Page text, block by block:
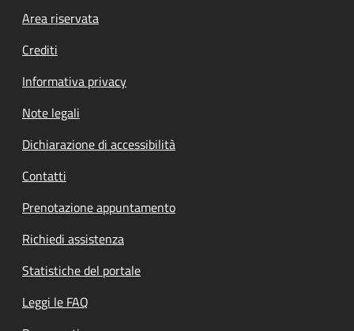
Footer menu
Area riservata
Crediti
Informativa privacy
Note legali
Dichiarazione di accessibilità
Contatti
Prenotazione appuntamento
Richiedi assistenza
Statistiche del portale
Leggi le FAQ